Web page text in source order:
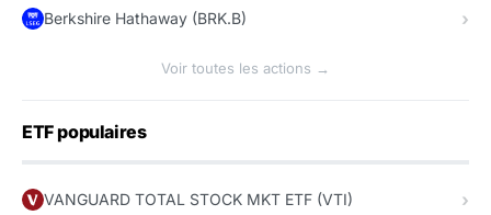
Berkshire Hathaway (BRK.B)
Voir toutes les actions →
ETF populaires
VANGUARD TOTAL STOCK MKT ETF (VTI)